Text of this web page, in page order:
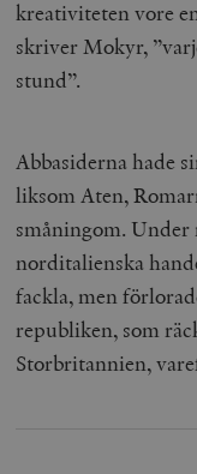
kreativiteten vore
skriver Mokyr,
stund”.
Abbasiderna hade
liksom Aten,
småningom. Under
norditalienska
fackla, men
republiken, som
Storbritannien,